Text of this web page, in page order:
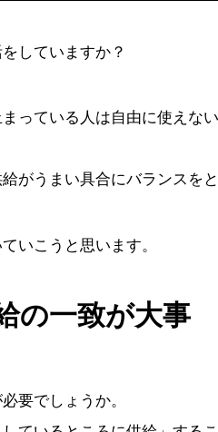
していますか？
っている人は自由に使えな
がうまい具合にバランスを
いこうと思います。
の一致が大事
要でしょうか。